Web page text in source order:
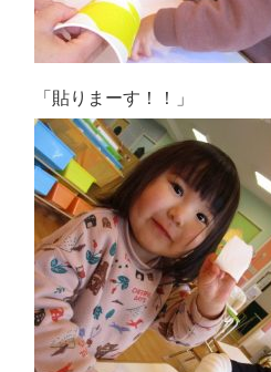
「貼りまーす！！」